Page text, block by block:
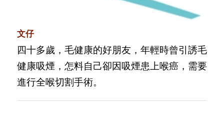
文仔
四十多歲，毛健康的好朋友，年輕時曾引誘毛
健康吸煙，怎料自己卻因吸煙患上喉癌，需要
進行全喉切割手術。